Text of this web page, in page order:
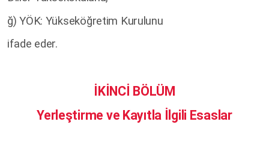
ğ) YÖK: Yükseköğretim Kurulunu
ifade eder.
İKİNCİ BÖLÜM
Yerleştirme ve Kayıtla İlgili Esaslar